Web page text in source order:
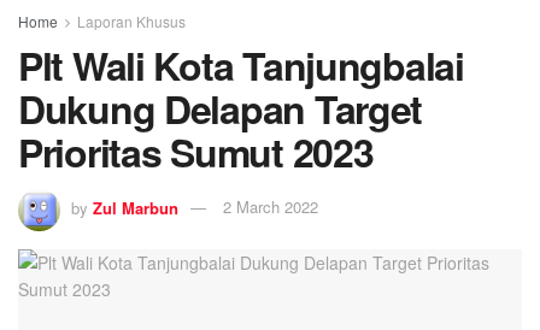
Home Laporan Khusus
Plt Wali Kota Tanjungbalai
Dukung Delapan Target
Prioritas Sumut 2023
by Zul Marbun 2 March 2022